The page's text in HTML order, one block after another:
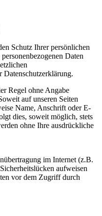
Schutz Ihrer persönlichen
Daten
Datenschutzerklärung.
Regel ohne Angabe
auf unseren Seiten
Name, Anschrift oder E-
dies, soweit möglich, stets
ohne Ihre ausdrückliche
im Internet (z.B.
aufweisen
vor dem Zugriff durch